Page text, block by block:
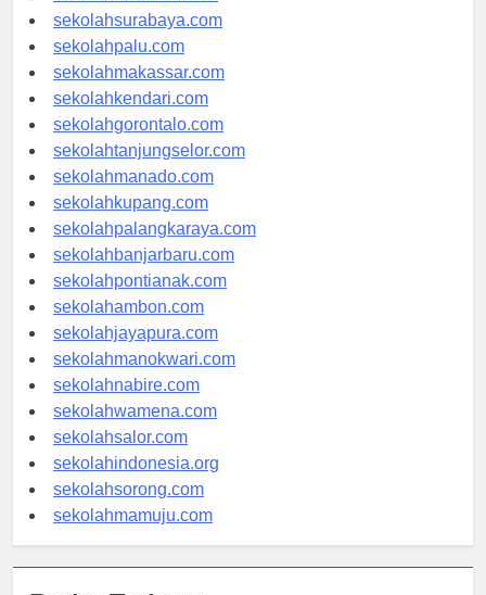
sekolahmataram.com
sekolahsurabaya.com
sekolahpalu.com
sekolahmakassar.com
sekolahkendari.com
sekolahgorontalo.com
sekolahtanjungselor.com
sekolahmanado.com
sekolahkupang.com
sekolahpalangkaraya.com
sekolahbanjarbaru.com
sekolahpontianak.com
sekolahambon.com
sekolahjayapura.com
sekolahmanokwari.com
sekolahnabire.com
sekolahwamena.com
sekolahsalor.com
sekolahindonesia.org
sekolahsorong.com